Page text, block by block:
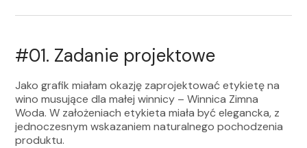
#01. Zadanie projektowe
Jako grafik miałam okazję zaprojektować etykietę na
wino musujące dla małej winnicy – Winnica Zimna
Woda. W założeniach etykieta miała być elegancka, z
jednoczesnym wskazaniem naturalnego pochodzenia
produktu.